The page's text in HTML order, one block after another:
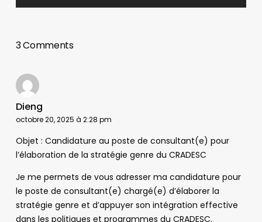
3 Comments
Dieng
octobre 20, 2025 à 2:28 pm
Objet : Candidature au poste de consultant(e) pour
l’élaboration de la stratégie genre du CRADESC
Je me permets de vous adresser ma candidature pour
le poste de consultant(e) chargé(e) d’élaborer la
stratégie genre et d’appuyer son intégration effective
dans les politiques et programmes du CRADESC.